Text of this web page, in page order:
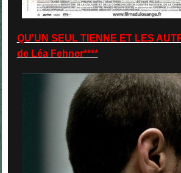
QU'UN SEUL TIENNE ET LES
de Léa Fehner****